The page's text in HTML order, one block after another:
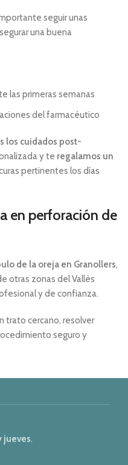
seguir unas
una buena
las primeras semanas
del farmacéutico
los cuidados post-
y te regalamos un
pertinentes los días
en perforación de
de la oreja en Granollers,
otras zonas del Vallès
y de confianza.
trato cercano, resolver
seguro y
jueves.